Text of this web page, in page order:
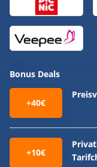
Bonus Deals
+40€
+10€